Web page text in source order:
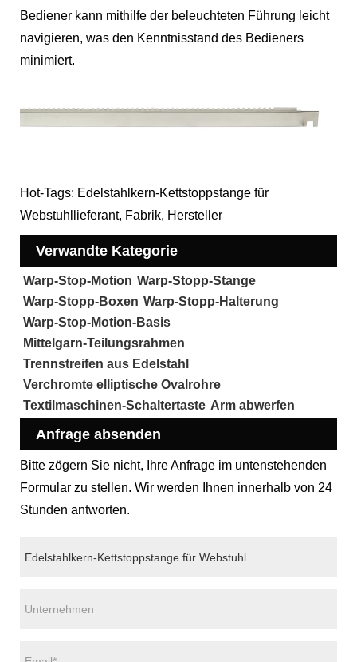
Bediener kann mithilfe der beleuchteten Führung leicht
navigieren, was den Kenntnisstand des Bedieners
minimiert.
Hot-Tags: Edelstahlkern-Kettstoppstange für
Webstuhllieferant, Fabrik, Hersteller
Verwandte Kategorie
Warp-Stop-Motion Warp-Stopp-Stange
Warp-Stopp-Boxen Warp-Stopp-Halterung
Warp-Stop-Motion-Basis
Mittelgarn-Teilungsrahmen
Trennstreifen aus Edelstahl
Verchromte elliptische Ovalrohre
Textilmaschinen-Schaltertaste Arm abwerfen
Anfrage absenden
Bitte zögern Sie nicht, Ihre Anfrage im untenstehenden
Formular zu stellen. Wir werden Ihnen innerhalb von 24
Stunden antworten.